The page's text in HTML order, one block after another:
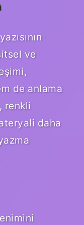
ve
de anlama
renkli
daha